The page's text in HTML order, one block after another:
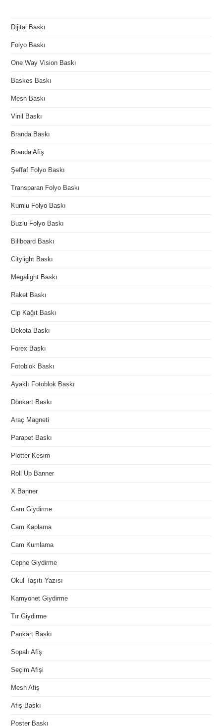
Dijital Baskı
Folyo Baskı
One Way Vision Baskı
Baskes Baskı
Mesh Baskı
Vinil Baskı
Branda Baskı
Branda Afiş
Şeffaf Folyo Baskı
Transparan Folyo Baskı
Kumlu Folyo Baskı
Buzlu Folyo Baskı
Billboard Baskı
Citylight Baskı
Megalight Baskı
Raket Baskı
Clp Kağıt Baskı
Dekota Baskı
Forex Baskı
Fotoblok Baskı
Ayaklı Fotoblok Baskı
Dönkart Baskı
Araç Magneti
Parapet Baskı
Plotter Kesim
Roll Up Banner
X Banner
Cam Giydirme
Cam Kaplama
Cam Kumlama
Cephe Giydirme
Okul Taşıtı Yazısı
Kamyonet Giydirme
Tır Giydirme
Pankart Baskı
Sopalı Afiş
Seçim Afişi
Mesh Afiş
Afiş Baskı
Poster Baskı